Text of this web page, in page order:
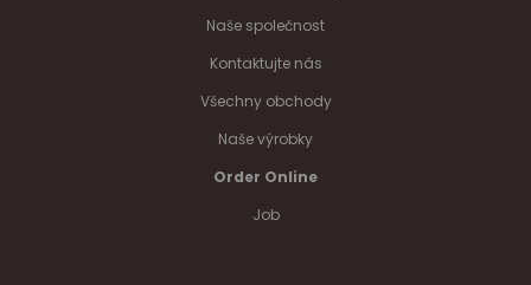
Naše společnost
Kontaktujte nás
Všechny obchody
Naše výrobky
Order Online
Job